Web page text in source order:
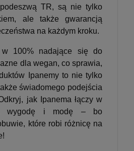
TR, są nie tylko
ale także gwarancją
na każdym kroku.
w 100% nadające się do
dla wegan, co sprawia,
Ipanemy to nie tylko
świadomego podejścia
jak Ipanema łączy w
wygodę i modę – bo
które robi różnicę na